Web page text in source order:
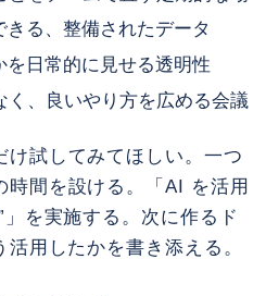
る、整備されたデータ
日常的に見せる透明性
く、良いやり方を広める会議
け試してみてほしい。一つ
時間を設ける。「AI を活用
」を実施する。次に作るド
用したかを書き添える。